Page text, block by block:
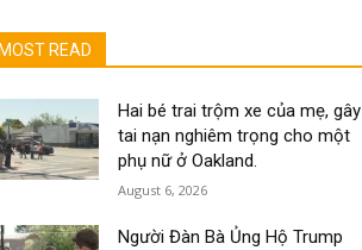
MOST READ
Hai bé trai trộm xe của mẹ, gây
tai nạn nghiêm trọng cho một
phụ nữ ở Oakland.
August 6, 2026
Người Đàn Bà Ủng Hộ Trump